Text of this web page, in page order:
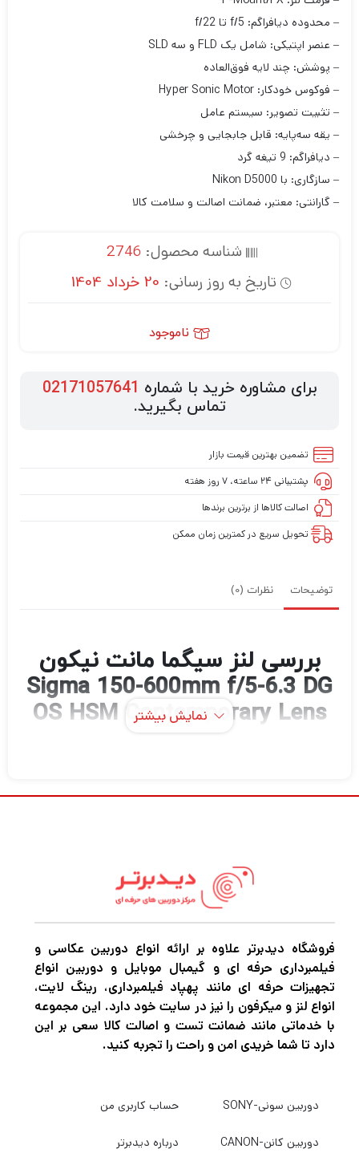
– محدوده دیافراگم: f/5 تا f/22
– عنصر اپتیکی: شامل یک FLD و سه SLD
– پوشش: چند لایه فوق‌العاده
– فوکوس خودکار: Hyper Sonic Motor
– تثبیت تصویر: سیستم عامل
– یقه سه‌پایه: قابل جابجایی و چرخشی
– دیافراگم: 9 تیغه گرد
– سازگاری: با Nikon D5000
– گارانتی: معتبر، ضمانت اصالت و سلامت کالا
شناسه محصول: 2746
تاریخ به روز رسانی: 20 خرداد 1404
ناموجود
برای مشاوره خرید با شماره 02171057641
تماس بگیرید.
تضمین بهترین قیمت بازار
پشتیبانی ۲۴ ساعته، ۷ روز هفته
اصالت کالاها از برترین برندها
تحویل سریع در کمترین زمان ممکن
توضیحات نظرات (0)
بررسی لنز سیگما مانت نیکون
Sigma 150-600mm f/5-6.3 DG
OS HSM Contemporary Lens
دوربین Nikon F-mount 150-600mm f/5-6.3
از سری معاصر است که با اپتیک پیچیده و
هندلینگ انعطاف‌پذیر مشخص می‌شود. یک
عنصر FLD و سه عنصر SLD برای کاهش
حاشیه‌های رنگی و انحرافات رنگی در سراسر
محدوده زوم استفاده می‌شوند و یک پوشش
چندگانه فوق‌العاده نیز به سرکوب شعله‌ور شدن و
شبح برای بهبود کنتراست و دقت رنگ هنگام کار در
شرایط نوری قوی کمک می‌کند.
این لنز با ایجاد تعادل در طراحی اپتیکال، دارای
یک موتور Hyper Sonic است که عملکرد فوکوس
نمایش بیشتر
فروشگاه دیدبرتر علاوه بر ارائه انواع دوربین عکاسی و
فیلمبرداری حرفه ای و گیمبال موبایل و دوربین انواع
تجهیزات حرفه ای مانند پهپاد فیلمبرداری، رینگ لایت،
انواع لنز و میکرفون را نیز در سایت خود دارد. این مجموعه
با خدماتی مانند ضمانت تست و اصالت کالا سعی بر این
دارد تا شما خریدی امن و راحت را تجربه کنید.
دوربین سونی-SONY
دوربین کانن-CANON
حساب کاربری من
درباره دیدبرتر